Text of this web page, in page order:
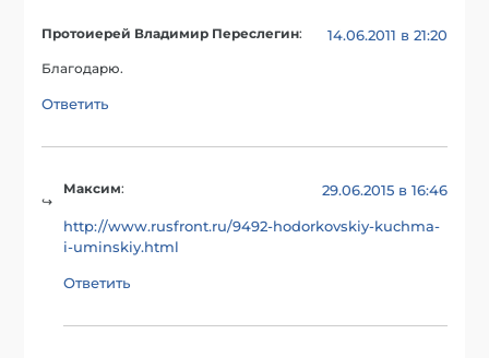
Протоиерей Владимир Переслегин: 14.06.2011 в 21:20
Благодарю.
Ответить
Максим: 29.06.2015 в 16:46
http://www.rusfront.ru/9492-hodorkovskiy-kuchma-
i-uminskiy.html
Ответить